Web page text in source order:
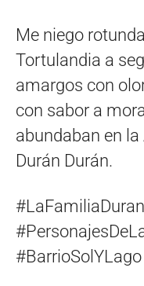
Me niego
Tortulandia a
amargos con
con sabor a
abundaban en
Durán Durán.
#LaFamiliaDuran
#BarrioSolYLago